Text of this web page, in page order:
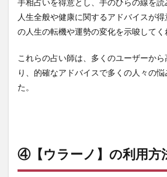
手相占いを得意とし、手のひらの線を読
人生全般や健康に関するアドバイスが
の人生の転機や運勢の変化を示唆してく
これらの占い師は、多くのユーザーか
り、的確なアドバイスで多くの人々の
た。
④【ウラーノ】の利用方